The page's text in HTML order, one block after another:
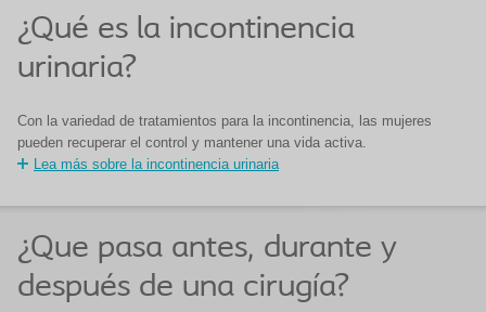
¿Qué es la incontinencia
urinaria?
Con la variedad de tratamientos para la incontinencia, las mujeres
pueden recuperar el control y mantener una vida activa.
Lea más sobre la incontinencia urinaria
¿Que pasa antes, durante y
después de una cirugía?